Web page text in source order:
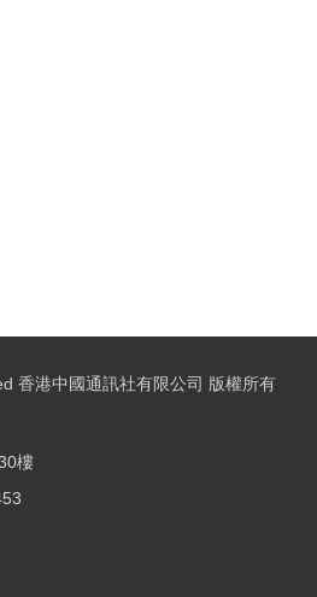
香港中國通訊社有限公司 版權所有
樓